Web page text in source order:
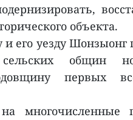
объекта.
его уезду Шонзыонг
общин
первых
многочисленные